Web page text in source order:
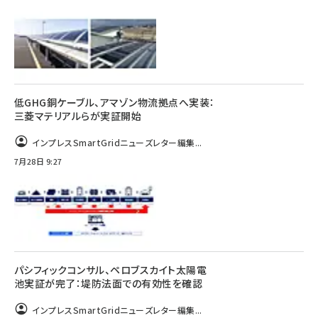
低GHG銅ケーブル、アマゾン物流拠点へ実装：
三菱マテリアルらが実証開始
インプレスSmartGridニューズレター編集...
7月28日 9:27
パシフィックコンサル、ペロブスカイト太陽電
池実証が完了：堤防法面での有効性を確認
インプレスSmartGridニューズレター編集...